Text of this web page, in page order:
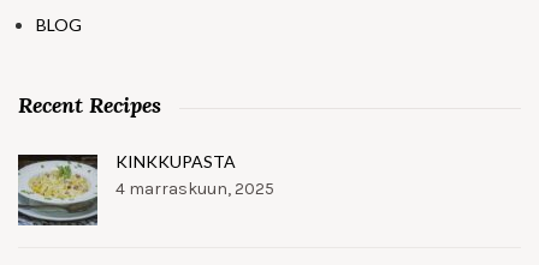
BLOG
Recent Recipes
KINKKUPASTA
4 marraskuun, 2025